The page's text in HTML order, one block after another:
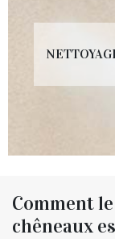
Comment
chêneaux